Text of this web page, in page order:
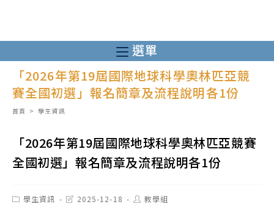
至
主
選單
「2026年第19屆國際地球科學奧林匹亞競
賽全國初選」報名簡章及流程說明各1份
首頁 > 學生資訊
「2026年第19屆國際地球科學奧林匹亞競賽
全國初選」報名簡章及流程說明各1份
Post學生資訊
Post2025-12-18
Post教學組